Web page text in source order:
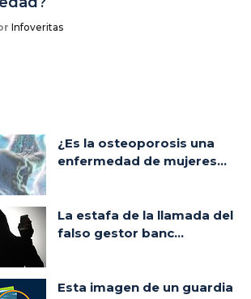
Infoveritas
¿Es la osteoporosis una
enfermedad de mujeres...
La estafa de la llamada del
falso gestor banc...
Esta imagen de un guardia